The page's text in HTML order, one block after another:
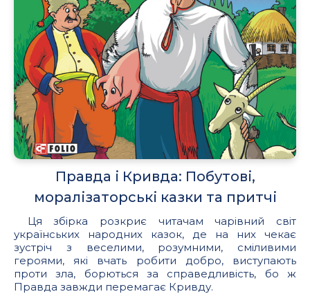
Правда і Кривда: Побутові,
моралізаторські казки та притчі
Ця збірка розкриє читачам чарівний світ
українських народних казок, де на них чекає
зустріч з веселими, розумними, сміливими
героями, які вчать робити добро, виступають
проти зла, борються за справедливість, бо ж
Правда завжди перемагає Кривду.